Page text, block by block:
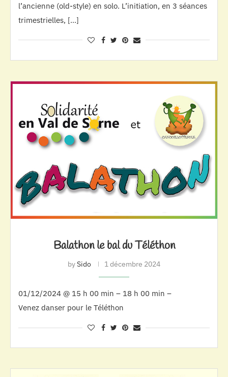
l’ancienne (old-style) en solo. L’initiation, en 3 séances
trimestrielles, […]
Balathon le bal du Téléthon
bySido 1 décembre 2024
01/12/2024 @ 15 h 00 min – 18 h 00 min –
Venez danser pour le Téléthon